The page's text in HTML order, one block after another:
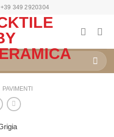
+39 349 2920304
PAVIMENTI